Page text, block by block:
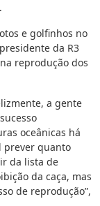
e golfinhos no
da R3
reprodução dos
a gente
oceânicas há
prever quanto
da lista de
da caça, mas
de reprodução”,